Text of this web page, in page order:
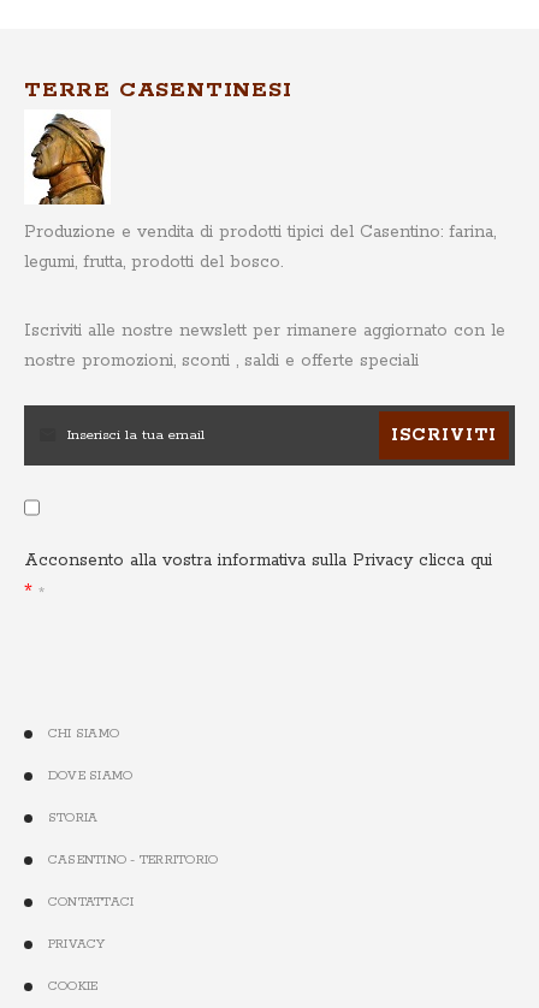
TERRE CASENTINESI
Produzione e vendita di prodotti tipici del Casentino: farina,
legumi, frutta, prodotti del bosco.
Iscriviti alle nostre newslett per rimanere aggiornato con le
nostre promozioni, sconti , saldi e offerte speciali
ISCRIVITI
Acconsento alla vostra informativa sulla Privacyclicca qui
CHI SIAMO
DOVE SIAMO
STORIA
CASENTINO - TERRITORIO
CONTATTACI
PRIVACY
COOKIE